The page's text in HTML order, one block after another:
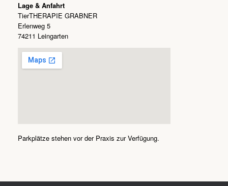
Lage & Anfahrt
TierTHERAPIE GRABNER
Erlenweg 5
74211 Leingarten
Parkplätze stehen vor der Praxis zur Verfügung.